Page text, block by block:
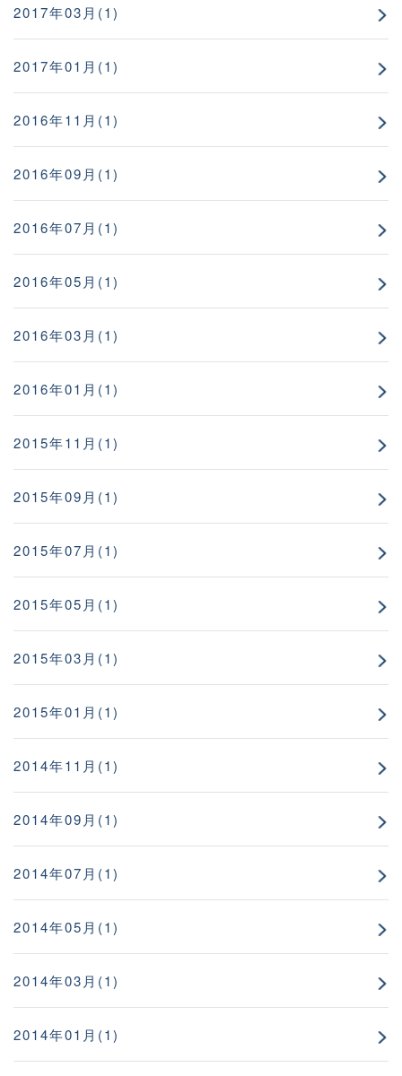
2017年03月(1)
2017年01月(1)
2016年11月(1)
2016年09月(1)
2016年07月(1)
2016年05月(1)
2016年03月(1)
2016年01月(1)
2015年11月(1)
2015年09月(1)
2015年07月(1)
2015年05月(1)
2015年03月(1)
2015年01月(1)
2014年11月(1)
2014年09月(1)
2014年07月(1)
2014年05月(1)
2014年03月(1)
2014年01月(1)